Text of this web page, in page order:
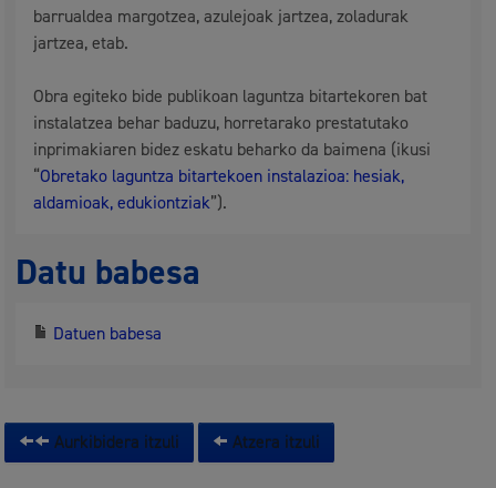
barrualdea margotzea, azulejoak jartzea, zoladurak
jartzea, etab.
Obra egiteko bide publikoan laguntza bitartekoren bat
instalatzea behar baduzu, horretarako prestatutako
inprimakiaren bidez eskatu beharko da baimena (ikusi
“Obretako laguntza bitartekoen instalazioa: hesiak,
aldamioak, edukiontziak”).
Datu babesa
Datuen babesa
Aurkibidera itzuli Atzera itzuli